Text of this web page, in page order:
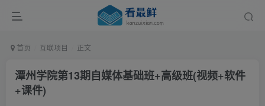
首页 互联项目 正文
潭州学院第13期自媒体基础班+高级班(视频+软件
+课件)